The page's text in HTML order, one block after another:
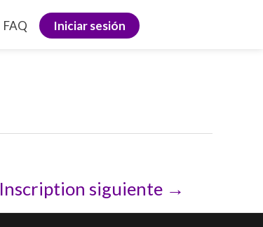
FAQ Iniciar sesión
Inscription siguiente →